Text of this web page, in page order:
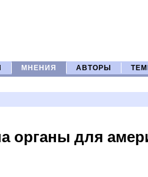
МНЕНИЯ АВТОРЫ
для